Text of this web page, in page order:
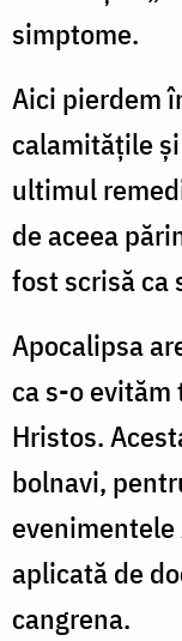
simptome.
Aici pierdem
calamitățile
ultimul
de aceea
fost scrisă ca
Apocalipsa
ca s-o evităm
Hristos.
bolnavi,
aplicată de
cangrena.